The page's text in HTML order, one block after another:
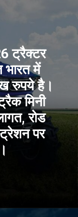
ट्रैक्टर
में
रुपये है।
मिनी
रोड
पर